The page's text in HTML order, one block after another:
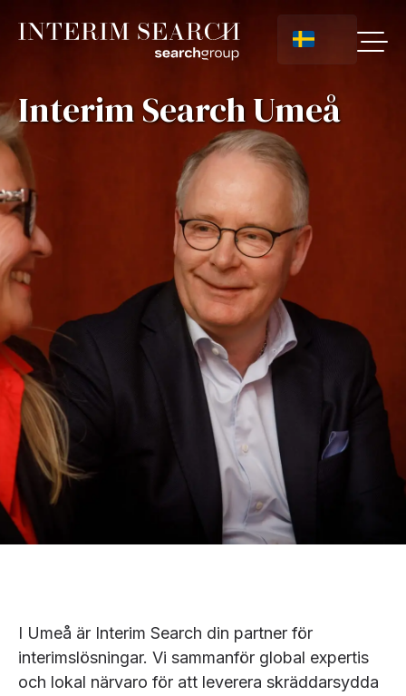
Interim Search Umeå
I Umeå är Interim Search din partner för
interimslösningar. Vi sammanför global expertis
och lokal närvaro för att leverera skräddarsydda